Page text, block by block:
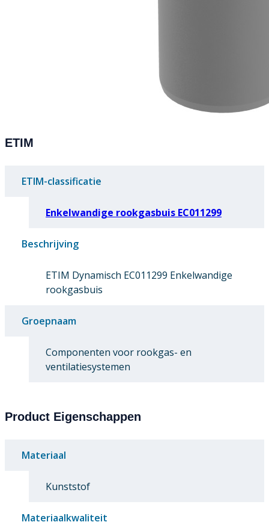
ETIM
ETIM-classificatie
Enkelwandige rookgasbuis EC011299
Beschrijving
ETIM Dynamisch EC011299 Enkelwandige
rookgasbuis
Groepnaam
Componenten voor rookgas- en
ventilatiesystemen
Product Eigenschappen
Materiaal
Kunststof
Materiaalkwaliteit